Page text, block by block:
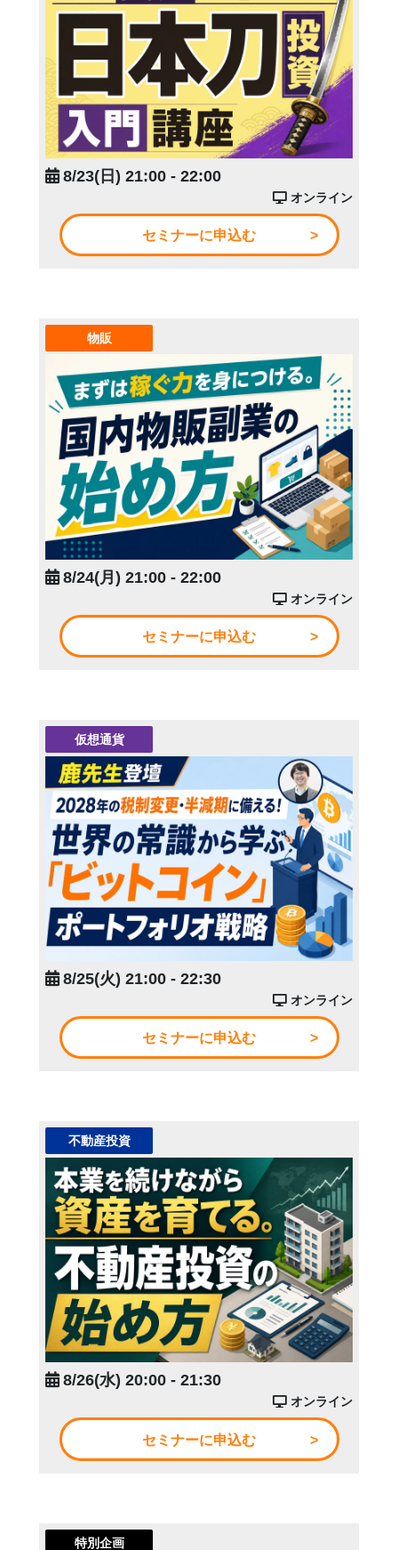
8/23(日) 21:00 - 22:00
オンライン
セミナーに申込む
物販
8/24(月) 21:00 - 22:00
オンライン
セミナーに申込む
仮想通貨
8/25(火) 21:00 - 22:30
オンライン
セミナーに申込む
不動産投資
8/26(水) 20:00 - 21:30
オンライン
セミナーに申込む
特別企画